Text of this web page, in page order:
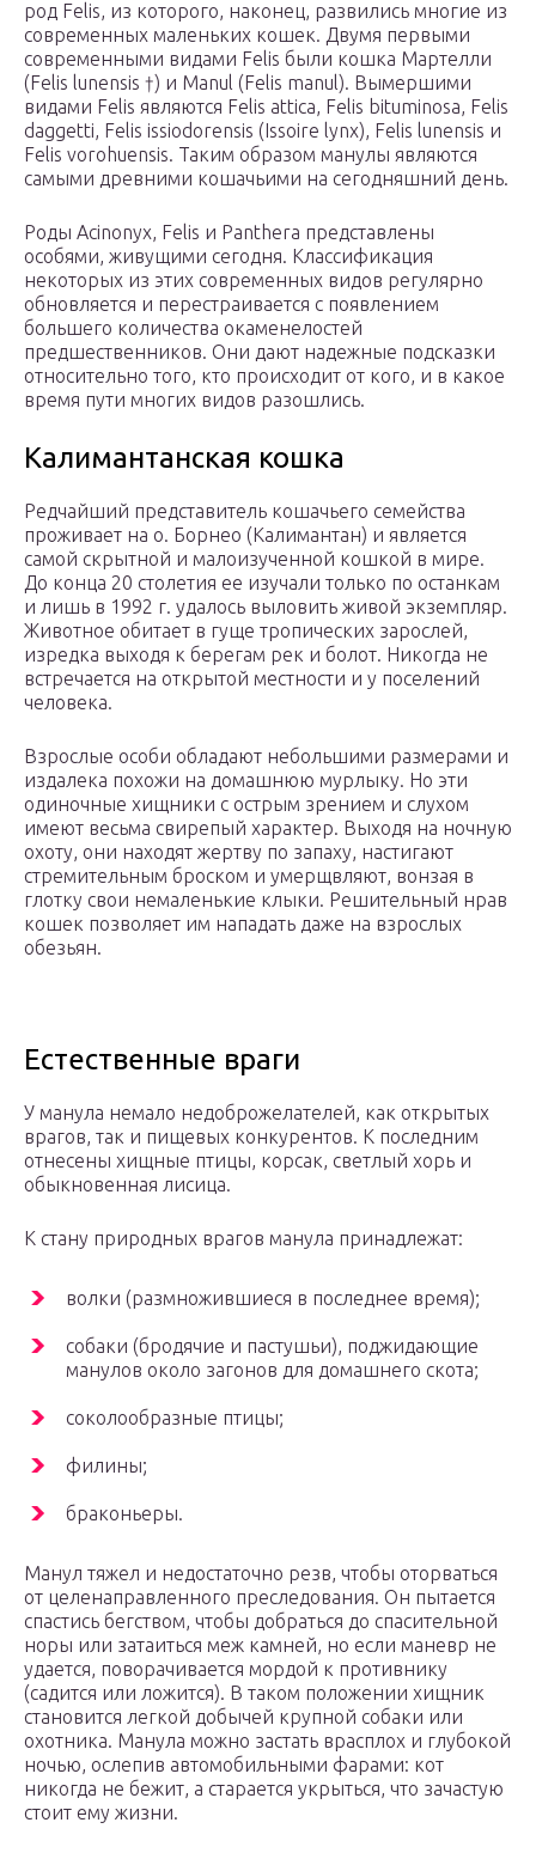
род Felis, из которого, наконец, развились многие из
современных маленьких кошек. Двумя первыми
современными видами Felis были кошка Мартелли
(Felis lunensis †) и Manul (Felis manul). Вымершими
видами Felis являются Felis attica, Felis bituminosa, Felis
daggetti, Felis issiodorensis (Issoire lynx), Felis lunensis и
Felis vorohuensis. Таким образом манулы являются
самыми древними кошачьими на сегодняшний день.
Роды Acinonyx, Felis и Panthera представлены
особями, живущими сегодня. Классификация
некоторых из этих современных видов регулярно
обновляется и перестраивается с появлением
большего количества окаменелостей
предшественников. Они дают надежные подсказки
относительно того, кто происходит от кого, и в какое
время пути многих видов разошлись.
Калимантанская кошка
Редчайший представитель кошачьего семейства
проживает на о. Борнео (Калимантан) и является
самой скрытной и малоизученной кошкой в мире.
До конца 20 столетия ее изучали только по останкам
и лишь в 1992 г. удалось выловить живой экземпляр.
Животное обитает в гуще тропических зарослей,
изредка выходя к берегам рек и болот. Никогда не
встречается на открытой местности и у поселений
человека.
Взрослые особи обладают небольшими размерами и
издалека похожи на домашнюю мурлыку. Но эти
одиночные хищники с острым зрением и слухом
имеют весьма свирепый характер. Выходя на ночную
охоту, они находят жертву по запаху, настигают
стремительным броском и умерщвляют, вонзая в
глотку свои немаленькие клыки. Решительный нрав
кошек позволяет им нападать даже на взрослых
обезьян.
Естественные враги
У манула немало недоброжелателей, как открытых
врагов, так и пищевых конкурентов. К последним
отнесены хищные птицы, корсак, светлый хорь и
обыкновенная лисица.
К стану природных врагов манула принадлежат:
волки (размножившиеся в последнее время);
собаки (бродячие и пастушьи), поджидающие
манулов около загонов для домашнего скота;
соколообразные птицы;
филины;
браконьеры.
Манул тяжел и недостаточно резв, чтобы оторваться
от целенаправленного преследования. Он пытается
спастись бегством, чтобы добраться до спасительной
норы или затаиться меж камней, но если маневр не
удается, поворачивается мордой к противнику
(садится или ложится). В таком положении хищник
становится легкой добычей крупной собаки или
охотника. Манула можно застать врасплох и глубокой
ночью, ослепив автомобильными фарами: кот
никогда не бежит, а старается укрыться, что зачастую
стоит ему жизни.